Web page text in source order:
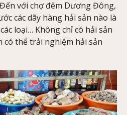
với chợ đêm Dương Đông,
các dãy hàng hải sản nào là
loại… Không chỉ có hải sản
có thể trải nghiệm hải sản